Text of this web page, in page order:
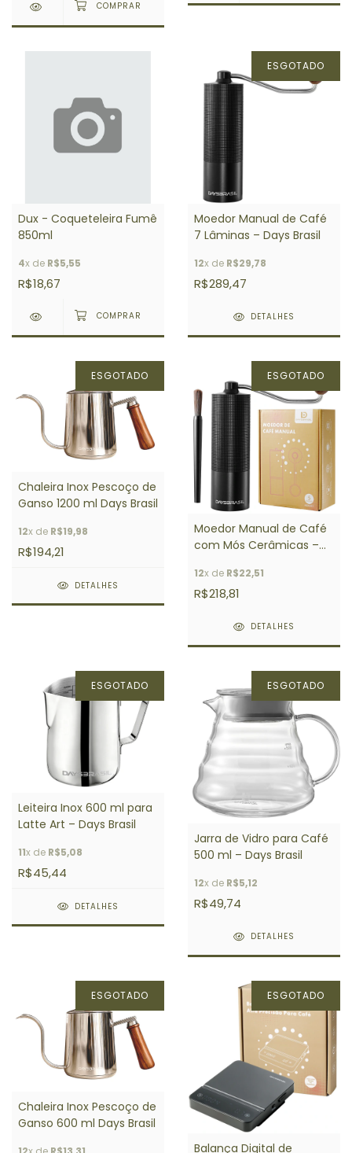
Dux - Coqueteleira Fumê
850ml
4x de R$5,55
R$18,67
ESGOTADO
Moedor Manual de Café
7 Lâminas – Days Brasil
12x de R$29,78
R$289,47
DETALHES
ESGOTADO
Chaleira Inox Pescoço de
Ganso 1200 ml Days Brasil
12x de R$19,98
R$194,21
DETALHES
ESGOTADO
Moedor Manual de Café
com Mós Cerâmicas –
12x de R$22,51
R$218,81
DETALHES
ESGOTADO
Leiteira Inox 600 ml para
Latte Art – Days Brasil
11x de R$5,08
R$45,44
DETALHES
ESGOTADO
Jarra de Vidro para Café
500 ml – Days Brasil
12x de R$5,12
R$49,74
DETALHES
ESGOTADO
Chaleira Inox Pescoço de
Ganso 600 ml Days Brasil
ESGOTADO
Balança Digital de